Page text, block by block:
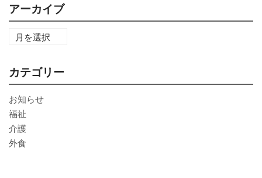
アーカイブ
カテゴリー
お知らせ
福祉
介護
外食